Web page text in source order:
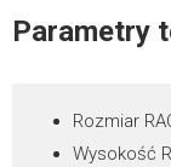
Parametry
Rozmiar
Wysokość